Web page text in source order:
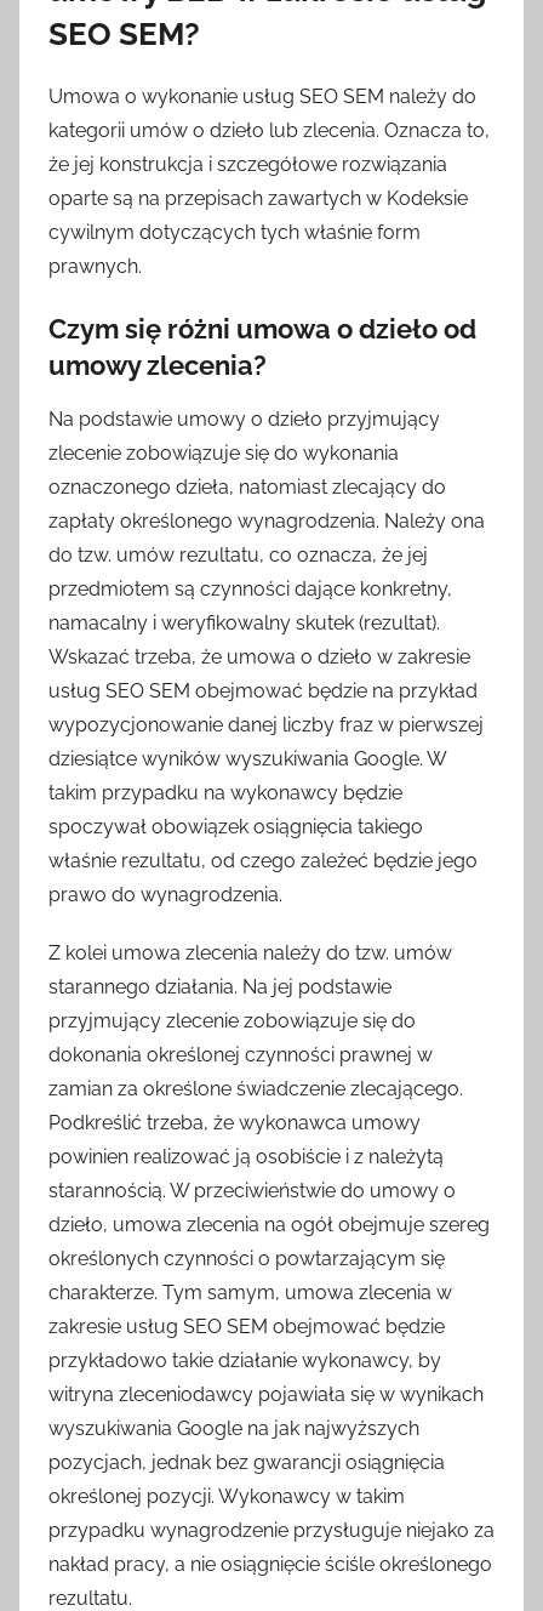
SEO SEM?
Umowa o wykonanie usług SEO SEM należy do
kategorii umów o dzieło lub zlecenia. Oznacza to,
że jej konstrukcja i szczegółowe rozwiązania
oparte są na przepisach zawartych w Kodeksie
cywilnym dotyczących tych właśnie form
prawnych.
Czym się różni umowa o dzieło od
umowy zlecenia?
Na podstawie umowy o dzieło przyjmujący
zlecenie zobowiązuje się do wykonania
oznaczonego dzieła, natomiast zlecający do
zapłaty określonego wynagrodzenia. Należy ona
do tzw. umów rezultatu, co oznacza, że jej
przedmiotem są czynności dające konkretny,
namacalny i weryfikowalny skutek (rezultat).
Wskazać trzeba, że umowa o dzieło w zakresie
usług SEO SEM obejmować będzie na przykład
wypozycjonowanie danej liczby fraz w pierwszej
dziesiątce wyników wyszukiwania Google. W
takim przypadku na wykonawcy będzie
spoczywał obowiązek osiągnięcia takiego
właśnie rezultatu, od czego zależeć będzie jego
prawo do wynagrodzenia.
Z kolei umowa zlecenia należy do tzw. umów
starannego działania. Na jej podstawie
przyjmujący zlecenie zobowiązuje się do
dokonania określonej czynności prawnej w
zamian za określone świadczenie zlecającego.
Podkreślić trzeba, że wykonawca umowy
powinien realizować ją osobiście i z należytą
starannością. W przeciwieństwie do umowy o
dzieło, umowa zlecenia na ogół obejmuje szereg
określonych czynności o powtarzającym się
charakterze. Tym samym, umowa zlecenia w
zakresie usług SEO SEM obejmować będzie
przykładowo takie działanie wykonawcy, by
witryna zleceniodawcy pojawiała się w wynikach
wyszukiwania Google na jak najwyższych
pozycjach, jednak bez gwarancji osiągnięcia
określonej pozycji. Wykonawcy w takim
przypadku wynagrodzenie przysługuje niejako za
nakład pracy, a nie osiągnięcie ściśle określonego
rezultatu.